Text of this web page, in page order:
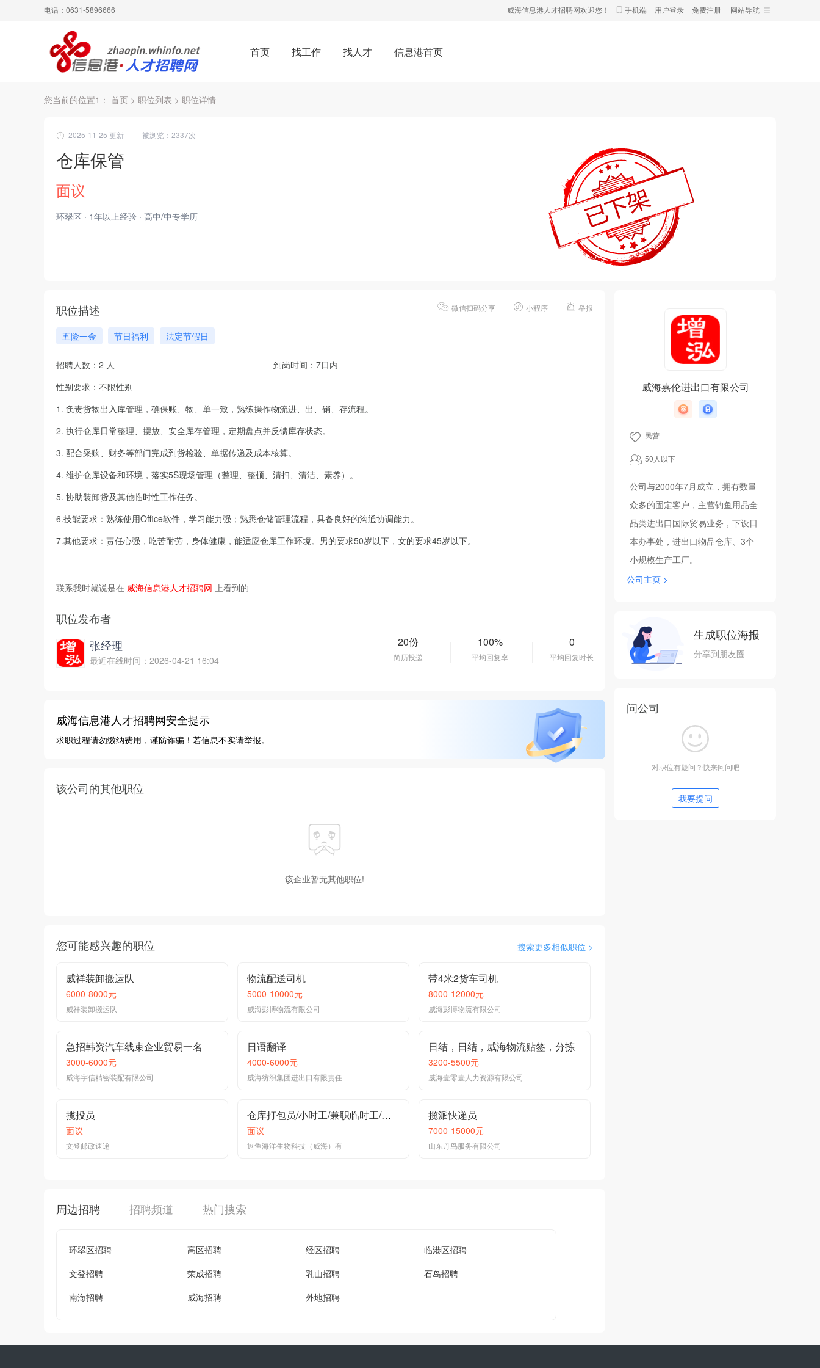
电话：0631-5896666 网站导航
威海信息港人才招聘网欢迎您！ 手机端 用户登录 免费注册
首页 找工作 找人才 信息港首页
您当前的位置1： 首页 > 职位列表 > 职位详情
2025-11-25 更新 被浏览： 2337次
仓库保管
面议
环翠区 · 1年以上经验 · 高中/中专学历
职位描述 举报
小程序
微信扫码分享
五险一金 节日福利 法定节假日
招聘人数：2 人
到岗时间：7日内
性别要求：不限性别
1. 负责货物出入库管理，确保账、物、单一致，熟练操作物流进、出、销、存流程。
2. 执行仓库日常整理、摆放、安全库存管理，定期盘点并反馈库存状态。
3. 配合采购、财务等部门完成到货检验、单据传递及成本核算。
4. 维护仓库设备和环境，落实5S现场管理（整理、整顿、清扫、清洁、素养）。
5. 协助装卸货及其他临时性工作任务。
6.技能要求：熟练使用Office软件，学习能力强；熟悉仓储管理流程，具备良好的沟通协调能力。
7.其他要求：责任心强，吃苦耐劳，身体健康，能适应仓库工作环境。男的要求50岁以下，女的要求45岁以下。
联系我时就说是在 威海信息港人才招聘网 上看到的
职位发布者
张经理
最近在线时间：2026-04-21 16:04
20份
简历投递
100%
平均回复率
0
平均回复时长
威海信息港人才招聘网安全提示
求职过程请勿缴纳费用，谨防诈骗！若信息不实请举报。
该公司的其他职位
该企业暂无其他职位!
您可能感兴趣的职位 搜索更多相似职位 >
威祥装卸搬运队
6000-8000元
威祥装卸搬运队
物流配送司机
5000-10000元
威海彭博物流有限公司
带4米2货车司机
8000-12000元
威海彭博物流有限公司
急招韩资汽车线束企业贸易一名
3000-6000元
威海宇信精密装配有限公司
日语翻译
4000-6000元
威海纺织集团进出口有限责任
日结，日结，威海物流贴签，分拣
3200-5500元
威海壹零壹人力资源有限公司
揽投员
面议
文登邮政速递
仓库打包员/小时工/兼职临时工/半天4小时
面议
逗鱼海洋生物科技（威海）有
揽派快递员
7000-15000元
山东丹鸟服务有限公司
周边招聘 招聘频道 热门搜索
环翠区招聘 高区招聘 经区招聘
临港区招聘
文登招聘
荣成招聘 乳山招聘
石岛招聘
南海招聘
威海招聘 外地招聘
威海嘉伦进出口有限公司
民营
50人以下
公司与2000年7月成立，拥有数量
众多的固定客户，主营钓鱼用品全
品类进出口国际贸易业务，下设日
本办事处，进出口物品仓库、3个
小规模生产工厂。
公司主页 >
生成职位海报
分享到朋友圈
问公司
对职位有疑问？快来问问吧
我要提问